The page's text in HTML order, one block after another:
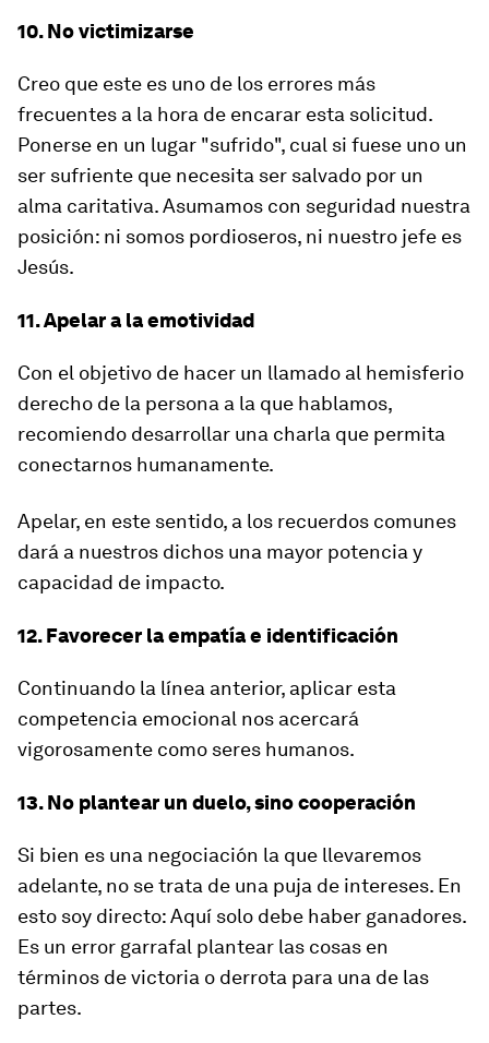
10. No victimizarse
Creo que este es uno de los errores más
frecuentes a la hora de encarar esta solicitud.
Ponerse en un lugar "sufrido", cual si fuese uno un
ser sufriente que necesita ser salvado por un
alma caritativa. Asumamos con seguridad nuestra
posición: ni somos pordioseros, ni nuestro jefe es
Jesús.
11. Apelar a la emotividad
Con el objetivo de hacer un llamado al hemisferio
derecho de la persona a la que hablamos,
recomiendo desarrollar una charla que permita
conectarnos humanamente.
Apelar, en este sentido, a los recuerdos comunes
dará a nuestros dichos una mayor potencia y
capacidad de impacto.
12. Favorecer la empatía e identificación
Continuando la línea anterior, aplicar esta
competencia emocional nos acercará
vigorosamente como seres humanos.
13. No plantear un duelo, sino cooperación
Si bien es una negociación la que llevaremos
adelante, no se trata de una puja de intereses. En
esto soy directo: Aquí solo debe haber ganadores.
Es un error garrafal plantear las cosas en
términos de victoria o derrota para una de las
partes.